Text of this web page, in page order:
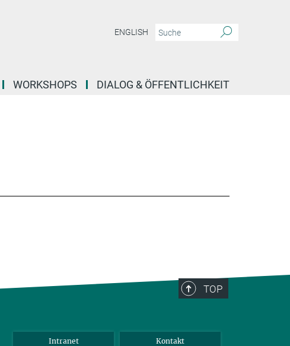
ENGLISH
WORKSHOPS DIALOG & ÖFFENTLICHKEIT
TOP
Intranet Kontakt